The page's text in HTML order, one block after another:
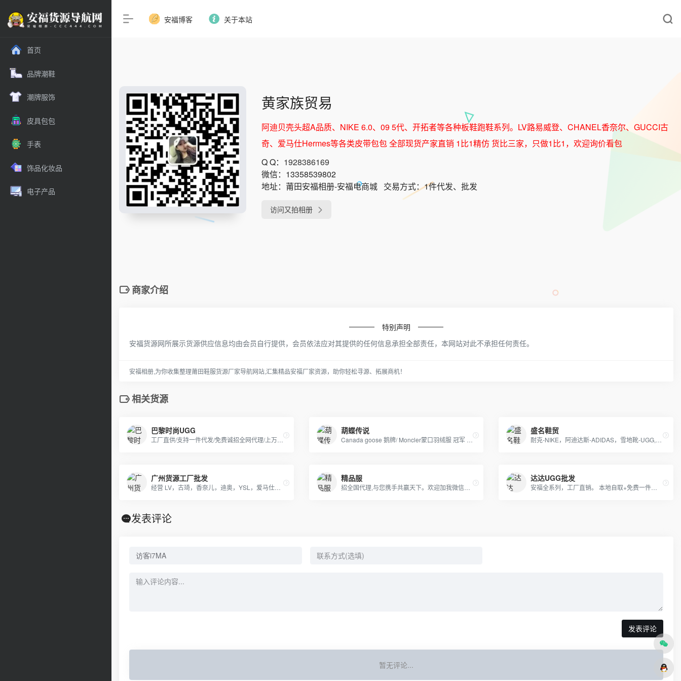
首页
品牌潮鞋
潮牌服饰
皮具包包
手表
饰品化妆品
电子产品
安福博客 关于本站
黄家族贸易
阿迪贝壳头超A品质、NIKE 6.0、09 5代、开拓者等各种板鞋跑鞋系列。LV路易威登、CHANEL香奈尔、GUCCI古
奇、爱马仕Hermes等各类皮带包包 全部现货产家直销 1比1精仿 货比三家，只做1比1，欢迎询价看包
Q Q： 1928386169
微信： 13358539802
地址： 莆田安福相册-安福电商城 交易方式：1件代发、批发
访问又拍相册
商家介绍
特别声明
安福货源网所展示货源供应信息均由会员自行提供，会员依法应对其提供的任何信息承担全部责任，本网站对此不承担任何责任。
安福相册,为你收集整理莆田鞋服货源厂家导航网站,汇集精品安福厂家资源，助你轻松寻源、拓展商机！
相关货源
巴黎时尚UGG 葫蝶传说 盛名鞋贸
广州货源工厂批发 精品服
招全国代理,与您携手共赢天下。欢迎加我微信洽谈。无需代理费，一手货源，支持全国一件代发,真实有效. 主营：各大主流潮牌，奢侈品，包厢，项链配饰，远动品牌
达达UGG批发
发表评论
发表评论
暂无评论...